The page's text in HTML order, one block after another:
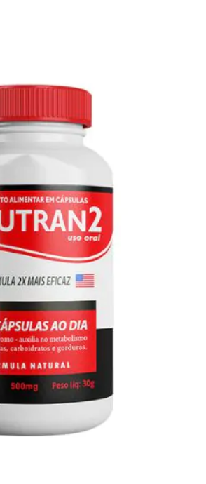
Seca Já Detox – O Fim da gordura
localizada
Apenas 12x de R$19,78
Ver detalhes